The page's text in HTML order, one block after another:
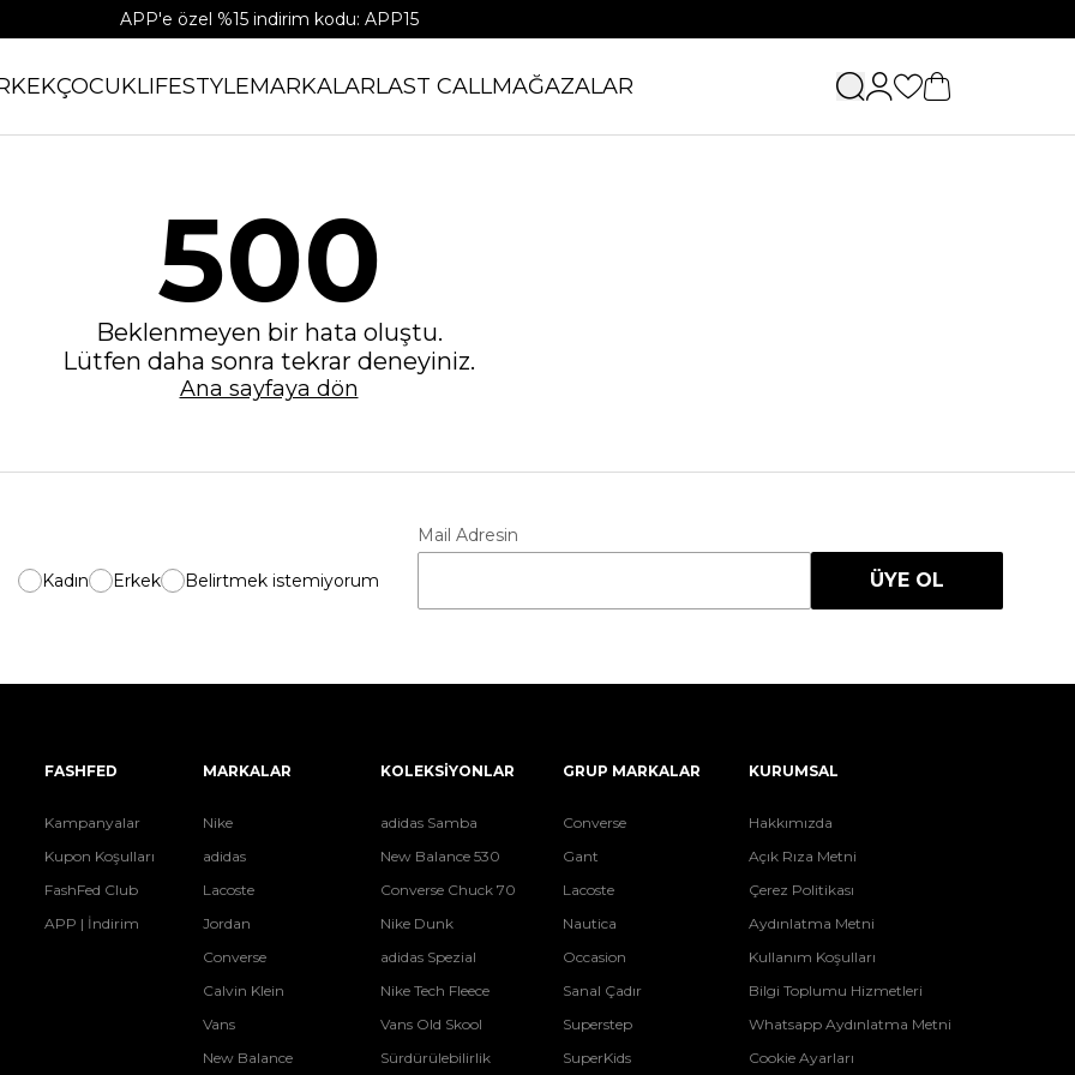
APP'e özel %15 indirim kodu: APP15
ÇOCUKLIFESTYLEMARKALARLAST CALLMAĞAZALAR
500
Beklenmeyen bir hata oluştu.
Lütfen daha sonra tekrar deneyiniz.
Ana sayfaya dön
Kadın Erkek Belirtmek istemiyorum
Mail Adresin
ÜYE OL
FASHFED
Kampanyalar
Kupon Koşulları
FashFed Club
APP | İndirim
MARKALAR
Nike
adidas
Lacoste
Jordan
Converse
Calvin Klein
Vans
New Balance
KOLEKSİYONLAR
adidas Samba
New Balance 530
Converse Chuck 70
Nike Dunk
adidas Spezial
Nike Tech Fleece
Vans Old Skool
Sürdürülebilirlik
GRUP MARKALAR
Converse
Gant
Lacoste
Nautica
Occasion
Sanal Çadır
Superstep
SuperKids
KURUMSAL
Hakkımızda
Açık Rıza Metni
Çerez Politikası
Aydınlatma Metni
Kullanım Koşulları
Bilgi Toplumu Hizmetleri
Whatsapp Aydınlatma Metni
Cookie Ayarları